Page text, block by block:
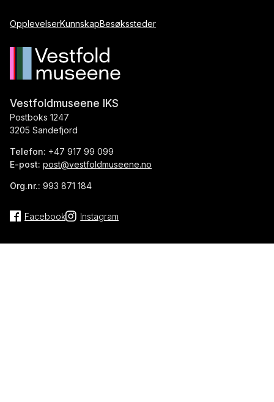
OpplevelserKunnskapBesøkssteder
Vestfoldmuseene IKS
Postboks 1247
3205 Sandefjord
Telefon: +47 917 99 099
E-post: post@vestfoldmuseene.no
Org.nr.: 993 871 184
Facebook Instagram